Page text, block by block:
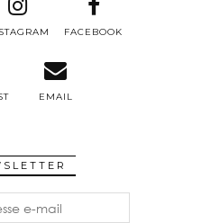
FACEBOOK
EMAIL